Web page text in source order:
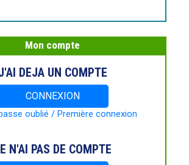
Mon compte
DEJA UN COMPTE
CONNEXION
oublié / Première connexion
N'AI PAS DE COMPTE